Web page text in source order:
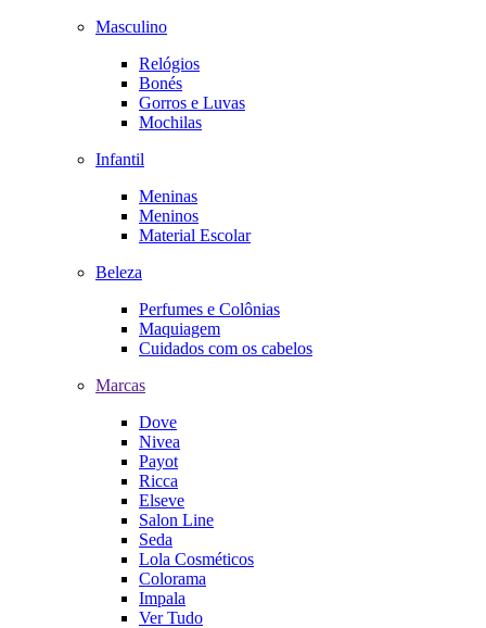
Masculino
Relógios
Bonés
Gorros e Luvas
Mochilas
Infantil
Meninas
Meninos
Material Escolar
Beleza
Perfumes e Colônias
Maquiagem
Cuidados com os cabelos
Marcas
Dove
Nivea
Payot
Ricca
Elseve
Salon Line
Seda
Lola Cosméticos
Colorama
Impala
Ver Tudo